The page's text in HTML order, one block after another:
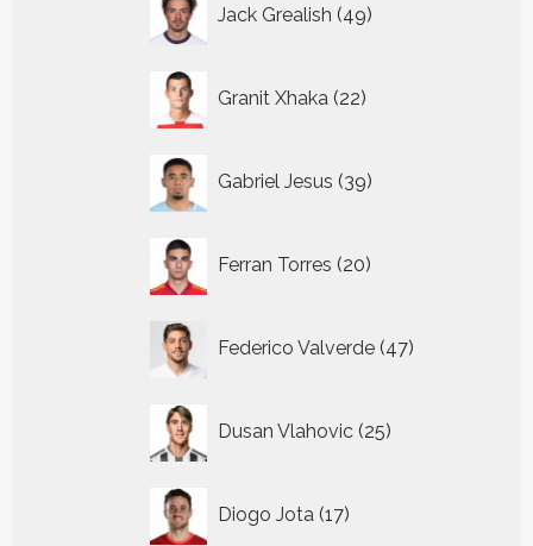
Jack Grealish 49
producten
Granit Xhaka 22
producten
Gabriel Jesus 39
producten
Ferran Torres 20
producten
Federico Valverde 47
producten
Dusan Vlahovic 25
producten
Diogo Jota 17
producten